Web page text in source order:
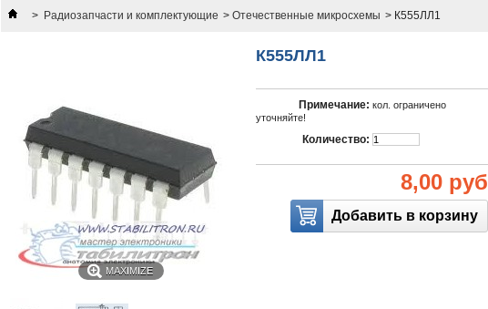
> Радиозапчасти и комплектующие > Отечественные микросхемы > К555ЛЛ1
MAXIMIZE
К555ЛЛ1
Примечание: кол. ограничено
уточняйте!
Количество:
8,00 руб